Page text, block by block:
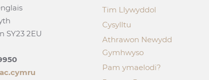
SY23 2EU
Tim Llywyddol
Cysylltu
Athrawon Newydd
Gymhwyso
Pam ymaelodi?